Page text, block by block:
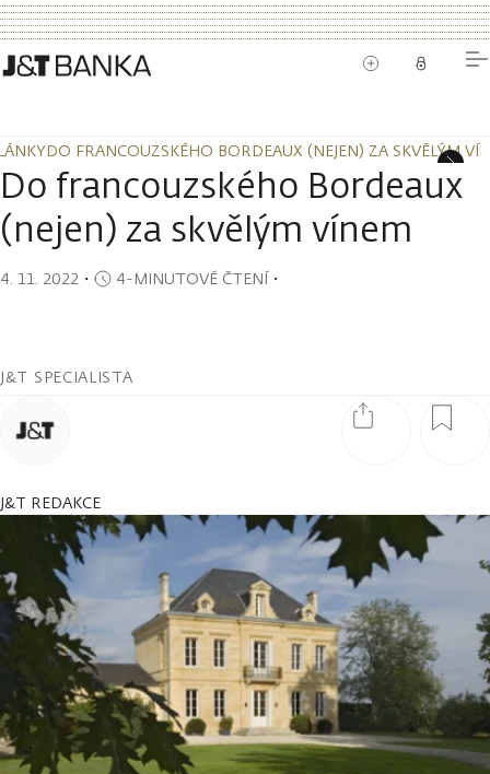
DO FRANCOUZSKÉHO BORDEAUX (NEJEN) ZA SKVĚLÝM
DO FRANCOUZSKÉHO BORDEAUX (NEJEN) ZA SKVĚLÝM
Do francouzského Bordeaux
(nejen) za skvělým vínem
4. 11. 2022 ・ 4-MINUTOVÉ ČTENÍ・
J&T SPECIALISTA
J&T REDAKCE